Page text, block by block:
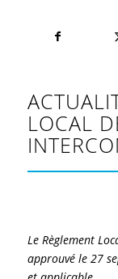
LOCAL
Le Règlement
approuvé le 27